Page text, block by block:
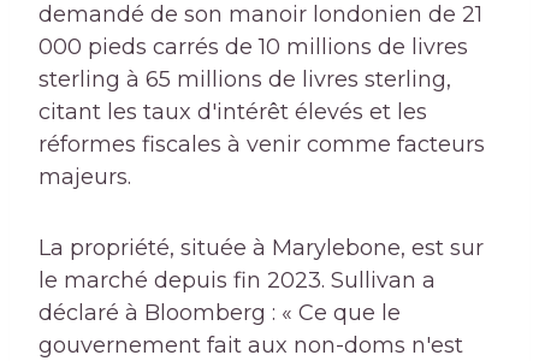
demandé de son manoir londonien de 21
000 pieds carrés de 10 millions de livres
sterling à 65 millions de livres sterling,
citant les taux d'intérêt élevés et les
réformes fiscales à venir comme facteurs
majeurs.
La propriété, située à Marylebone, est sur
le marché depuis fin 2023. Sullivan a
déclaré à Bloomberg : « Ce que le
gouvernement fait aux non-doms n'est